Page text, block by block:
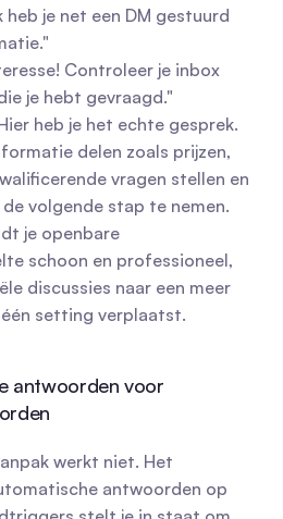
heb je net een DM gestuurd
Controleer je inbox
je hebt gevraagd."
heb je het echte gesprek.
delen zoals prijzen,
vragen stellen en
volgende stap te nemen.
je openbare
schoon en professioneel,
discussies naar een meer
setting verplaatst.
antwoorden voor
werkt niet. Het
antwoorden op